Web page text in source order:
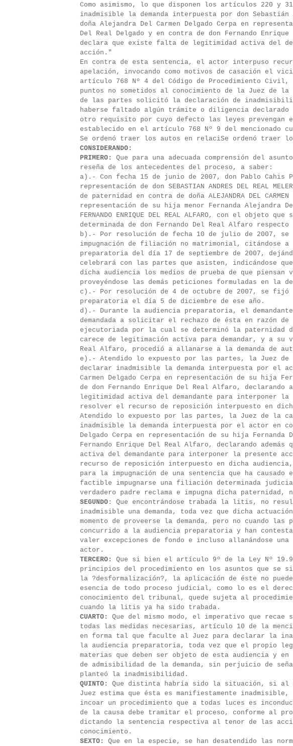
Como asimismo, lo que disponen los artículos 220 y
inadmisible la demanda interpuesta por don
doña Alejandra Del Carmen Delgado Cerpa en
Del Real Delgado y en contra de don Fernando
declara que existe falta de legitimidad activa del
acción."
En contra de esta sentencia, el actor interpuso
apelación, invocando como motivos de casación el
artículo 768 Nº 4 del Código de Procedimiento
puntos no sometidos al conocimiento de la Juez de la
de las partes solicitó la declaración de
haberse faltado algún trámite o diligencia
otro requisito por cuyo defecto las leyes prevengan
establecido en el artículo 768 Nº 9 del mencionado
Se ordenó traer los autos en relaciSe ordenó traer
CONSIDERANDO:
PRIMERO: Que para una adecuada comprensión del
reseña de los antecedentes del proceso, a saber:
a).- Con fecha 15 de junio de 2007, don Pablo Cahis
representación de don SEBASTIAN ANDRES DEL REAL
de paternidad en contra de doña ALEJANDRA DEL CARMEN
representación de su hija menor Fernanda Alejandra
FERNANDO ENRIQUE DEL REAL ALFARO, con el objeto
determinada de don Fernando Del Real Alfaro
b).- Por resolución de fecha 10 de julio de 2007, se
impugnación de filiación no matrimonial, citándose
preparatoria del día 17 de septiembre de 2007,
celebrará con las partes que asisten, indicándose
dicha audiencia los medios de prueba de que
proveyéndose las demás peticiones formuladas en la
c).- Por resolución de 4 de octubre de 2007, se fijó
preparatoria el día 5 de diciembre de ese año.
d).- Durante la audiencia preparatoria, el
demandada a solicitar el rechazo de ésta en razón
ejecutoriada por la cual se determinó la paternidad
carece de legitimación activa para demandar, y a su
Real Alfaro, procedió a allanarse a la demanda de
e).- Atendido lo expuesto por las partes, la Juez de
declarar inadmisible la demanda interpuesta por el
Carmen Delgado Cerpa en representación de su hija
de don Fernando Enrique Del Real Alfaro, declarando
legitimidad activa del demandante para interponer la
resolver el recurso de reposición interpuesto en
Atendido lo expuesto por las partes, la Juez de la
inadmisible la demanda interpuesta por el actor en
Delgado Cerpa en representación de su hija Fernanda
Fernando Enrique Del Real Alfaro, declarando
activa del demandante para interponer la presente
recurso de reposición interpuesto en dicha
para la impugnación de una sentencia que ha
factible impugnarse una filiación determinada
verdadero padre reclama e impugna dicha
SEGUNDO : Que encontrándose trabada la litis, no
inadmisible una demanda, toda vez que dicha
momento de proveerse la demanda, pero no cuando
concurrido a la audiencia preparatoria y han
valer excepciones de fondo e incluso allanándose
actor.
TERCERO:
Que si bien el artículo 9º de la Ley Nº
principios del procedimiento en los asuntos que se
la ?desformalización?, la aplicación de éste no
esencia de todo proceso judicial, como lo es el
conocimiento del tribunal, quede sujeta al
cuando la litis ya ha sido trabada.
CUARTO:
Que del mismo modo, el imperativo que
todas las medidas necesarias, artículo 10 de la
en forma tal que faculte al Juez para declarar la
la audiencia preparatoria, toda vez que el propio
materias que deben ser objeto de esta audiencia y
de admisibilidad de la demanda, sin perjuicio de
planteó la inadmisibilidad.
QUINTO:
Que distinta habría sido la situación, si al
Juez estima que ésta es manifiestamente
incoar un procedimiento que a todas luces es
de la causa debe tramitar el proceso, conforme al
dictando la sentencia respectiva al tenor de las
conocimiento.
SEXTO:
Que en la especie, se han desatendido las